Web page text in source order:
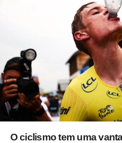
O ciclismo tem uma